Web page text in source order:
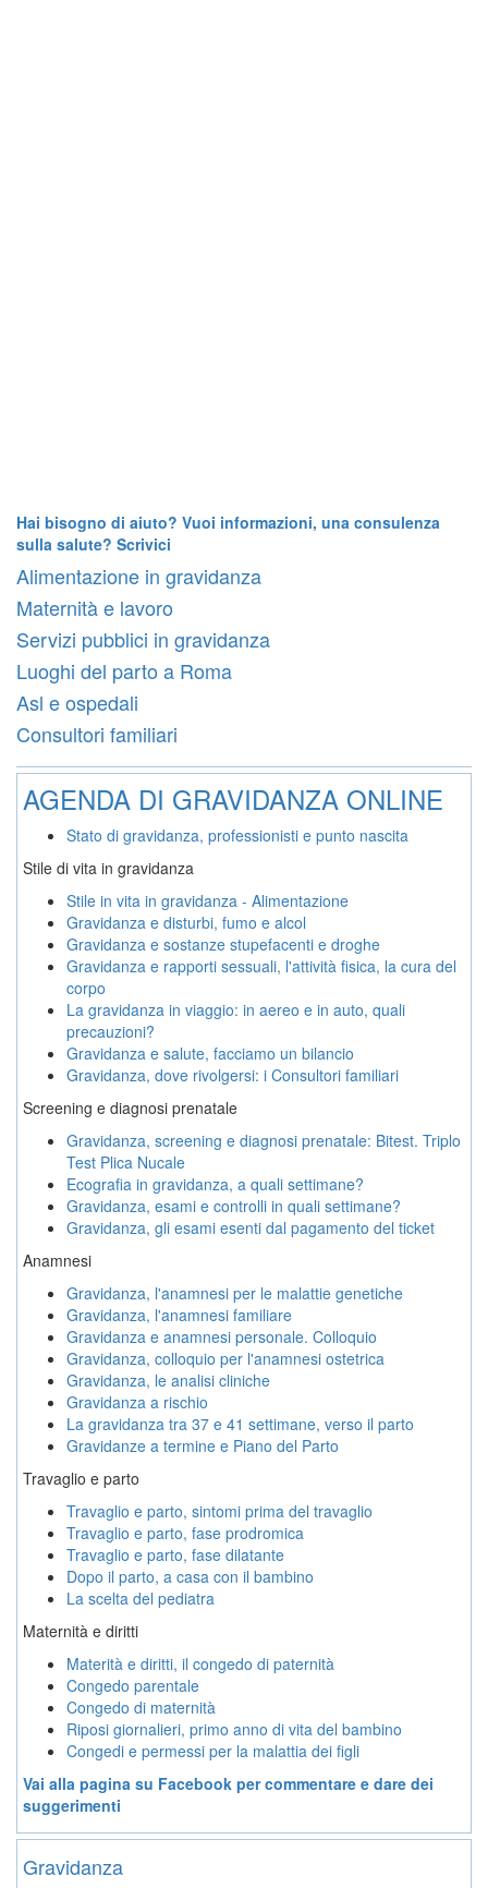
Hai bisogno di aiuto? Vuoi informazioni, una consulenza
sulla salute? Scrivici
Alimentazione in gravidanza
Maternità e lavoro
Servizi pubblici in gravidanza
Luoghi del parto a Roma
Asl e ospedali
Consultori familiari
AGENDA DI GRAVIDANZA ONLINE
Stato di gravidanza, professionisti e punto nascita
Stile di vita in gravidanza
Stile in vita in gravidanza - Alimentazione
Gravidanza e disturbi, fumo e alcol
Gravidanza e sostanze stupefacenti e droghe
Gravidanza e rapporti sessuali, l'attività fisica, la cura del
corpo
La gravidanza in viaggio: in aereo e in auto, quali
precauzioni?
Gravidanza e salute, facciamo un bilancio
Gravidanza, dove rivolgersi: i Consultori familiari
Screening e diagnosi prenatale
Gravidanza, screening e diagnosi prenatale: Bitest. Triplo
Test Plica Nucale
Ecografia in gravidanza, a quali settimane?
Gravidanza, esami e controlli in quali settimane?
Gravidanza, gli esami esenti dal pagamento del ticket
Anamnesi
Gravidanza, l'anamnesi per le malattie genetiche
Gravidanza, l'anamnesi familiare
Gravidanza e anamnesi personale. Colloquio
Gravidanza, colloquio per l'anamnesi ostetrica
Gravidanza, le analisi cliniche
Gravidanza a rischio
La gravidanza tra 37 e 41 settimane, verso il parto
Gravidanze a termine e Piano del Parto
Travaglio e parto
Travaglio e parto, sintomi prima del travaglio
Travaglio e parto, fase prodromica
Travaglio e parto, fase dilatante
Dopo il parto, a casa con il bambino
La scelta del pediatra
Maternità e diritti
Materità e diritti, il congedo di paternità
Congedo parentale
Congedo di maternità
Riposi giornalieri, primo anno di vita del bambino
Congedi e permessi per la malattia dei figli
Vai alla pagina su Facebook per commentare e dare dei
suggerimenti
Gravidanza